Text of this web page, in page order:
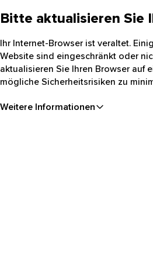
Bitte aktualisieren Sie
Ihr Internet-Browser ist veraltet.
Website sind eingeschränkt oder
aktualisieren Sie Ihren Browser auf
mögliche Sicherheitsrisiken zu
Weitere Informationen